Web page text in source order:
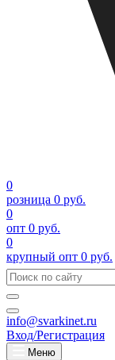
0
розница 0 руб.
0
опт 0 руб.
0
крупный опт 0 руб.
info@svarkinet.ru
Вход/Регистрация
Меню